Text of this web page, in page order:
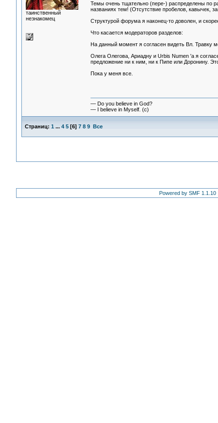
таинственный
незнакомец
Темы очень тщательно (пере-) распределены по
названиях тем! (Отсутствие пробелов, кавычек,
Структурой форума я наконец-то доволен, и
Что касается модераторов разделов:
На данный момент я согласен видеть Вл. Травку
Олега Олегова, Ариадну и Urbis Numen 'а я
предложение ни к ним, ни к Пипе или Доронину.
Пока у меня все.
— Do you believe in God?
— I believe in Myself. (c)
Страниц: 1 ... 4 5[6] 7 8 9 Все
Powered by SMF 1.1.10